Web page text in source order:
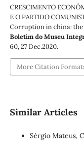
CRESCIMENTO
E O PARTIDO
Corruption in china: the
Boletim do Museu
60, 27 Dec.2020.
More Citation
Similar Articles
Sérgio Mateus,